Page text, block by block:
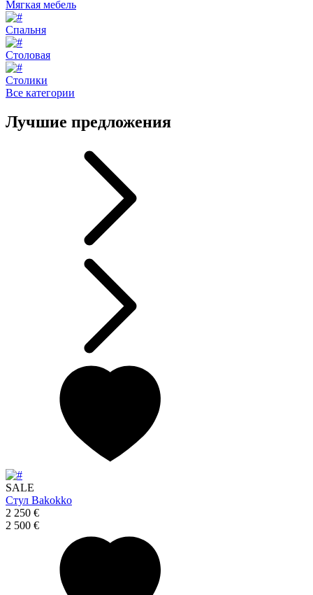
Мягкая мебель
Спальня
Столовая
Столики
Все категории
Лучшие предложения
SALE
Стул Bakokko
2 250 €
2 500 €